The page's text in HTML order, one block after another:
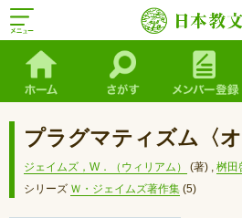
プラグマティズム〈
ジェイムズ，W．（ウィリアム） (著) , 桝田
シリーズ Ｗ・ジェイムズ著作集 (5)